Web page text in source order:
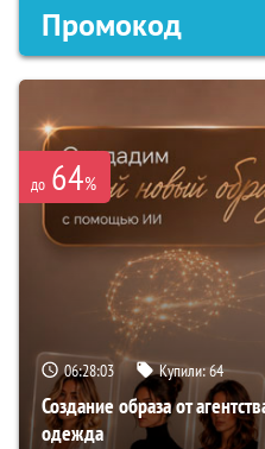
Промокод
до 64%
06:28:02 Купили:64
Создание образа от
одежда